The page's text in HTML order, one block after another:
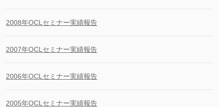
2008年OCLセミナー実績報告
2007年OCLセミナー実績報告
2006年OCLセミナー実績報告
2005年OCLセミナー実績報告